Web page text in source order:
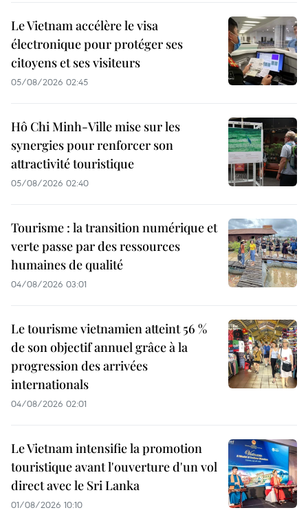
Le Vietnam accélère le visa
électronique pour protéger ses
citoyens et ses visiteurs
05/08/2026 02:45
Hô Chi Minh-Ville mise sur les
synergies pour renforcer son
attractivité touristique
05/08/2026 02:40
Tourisme : la transition numérique et
verte passe par des ressources
humaines de qualité
04/08/2026 03:01
Le tourisme vietnamien atteint 56 %
de son objectif annuel grâce à la
progression des arrivées
internationals
04/08/2026 02:01
Le Vietnam intensifie la promotion
touristique avant l'ouverture d'un vol
direct avec le Sri Lanka
01/08/2026 10:10